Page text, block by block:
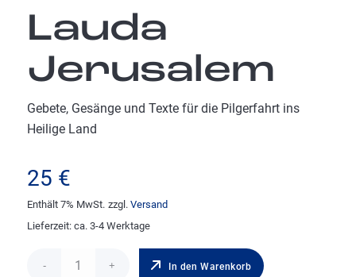
Lauda
Jerusalem
Gebete, Gesänge und Texte für die Pilgerfahrt ins
Heilige Land
25 €
Enthält 7% MwSt. zzgl. Versand
Lieferzeit: ca. 3-4 Werktage
In den Warenkorb